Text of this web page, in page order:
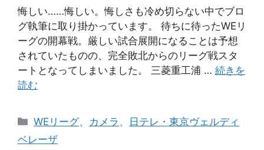
悔しい……悔しい。悔しさも冷め切らない中でブロ
グ執筆に取り掛かっています。 待ちに待ったWEリ
ーグの開幕戦。厳しい試合展開になることは予想
されていたものの、完全敗北からのリーグ戦スタ
ートとなってしまいました。 三菱重工浦 … 続きを
読む
カ
WEリーグ、 カメラ 、 日テレ・東京ヴェルディ
ベレーザ